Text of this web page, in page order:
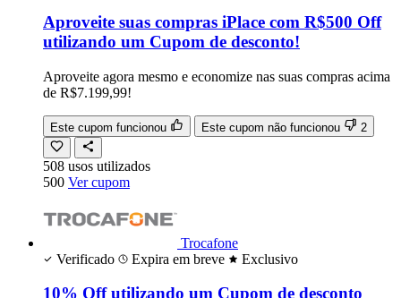
Aproveite suas compras iPlace com R$500 Off
utilizando um Cupom de desconto!
Aproveite agora mesmo e economize nas suas compras acima
de R$7.199,99!
Este cupom funcionou Este cupom não funcionou 2
508 usos utilizados
500 Ver cupom
Trocafone
Verificado
Expira em breve Exclusivo
10% Off utilizando um Cupom de desconto